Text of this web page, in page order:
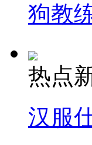
狗教
热点
汉服